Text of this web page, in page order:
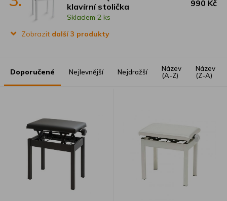
klavírní stolička
Skladem 2 ks
990 Kč
Zobrazit další 3 produkty
Doporučené Nejlevnější Nejdražší
Název
(A-Z)
Název
(Z-A)